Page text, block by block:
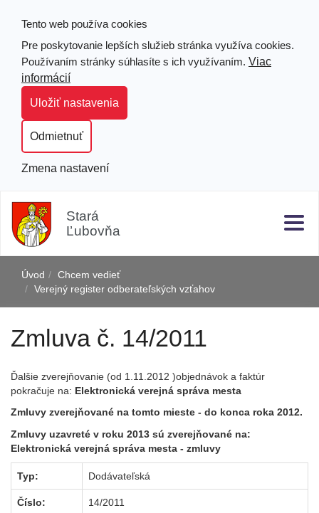
Tento web používa cookies
Pre poskytovanie lepších služieb stránka využíva cookies.
Používaním stránky súhlasíte s ich využívaním. Viac
informácií
Uložiť nastavenia
Odmietnuť
Zmena nastavení
obsahu
Stará
Ľubovňa
Úvod
Chcem vedieť
Verejný register odberateľských vzťahov
Zmluva č. 14/2011
Ďalšie zverejňovanie (od 1.11.2012 )objednávok a faktúr
pokračuje na: Elektronická verejná správa mesta
Zmluvy zverejňované na tomto mieste - do konca roka 2012.
Zmluvy uzavreté v roku 2013 sú zverejňované na:
Elektronická verejná správa mesta - zmluvy
Typ: Dodávateľská
Číslo: 14/2011